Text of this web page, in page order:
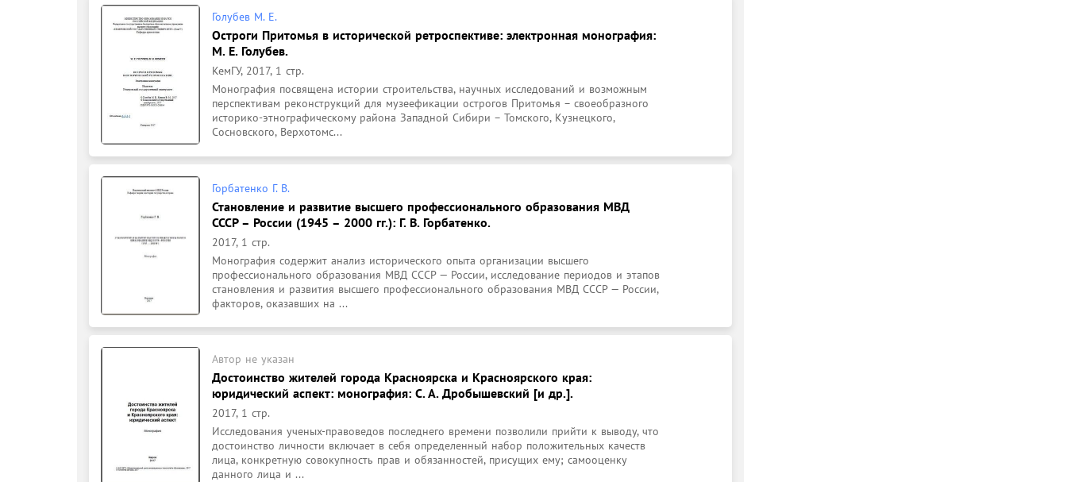
Голубев М. Е.
Остроги Притомья в исторической ретроспективе: электронная монография:
М. Е. Голубев.
КемГУ, 2017, 1 стр.
Монография посвящена истории строительства, научных исследований и возможным
перспективам реконструкций для музеефикации острогов Притомья – своеобразного
историко-этнографическому района Западной Сибири – Томского, Кузнецкого,
Сосновского, Верхотомс...
Горбатенко Г. В.
Становление и развитие высшего профессионального образования МВД
СССР – России (1945 – 2000 гг.): Г. В. Горбатенко.
2017, 1 стр.
Монография содержит анализ исторического опыта организации высшего
профессионального образования МВД СССР — России, исследование периодов и этапов
становления и развития высшего профессионального образования МВД СССР — России,
факторов, оказавших на ...
Автор не указан
Достоинство жителей города Красноярска и Красноярского края:
юридический аспект: монография: С. А. Дробышевский [и др.].
2017, 1 стр.
Исследования ученых-правоведов последнего времени позволили прийти к выводу, что
достоинство личности включает в себя определенный набор положительных качеств
лица, конкретную совокупность прав и обязанностей, присущих ему; самооценку
данного лица и ...